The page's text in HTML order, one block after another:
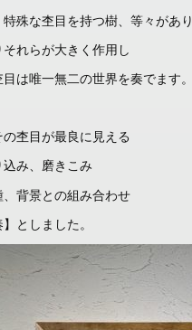
殊な杢目を持つ樹、等々があり
れらが大きく作用し
目は唯一無二の世界を奏でます。
の杢目が最良に見える
み、磨きこみ
、背景との組み合わせ
としました。